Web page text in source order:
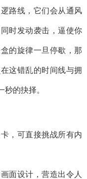
路线，它们会从通风
时发动袭击，逼使你
的旋律一旦停歇，那
这错乱的时间线与拥
的抉择。
，可直接挑战所有内
面设计，营造出令人